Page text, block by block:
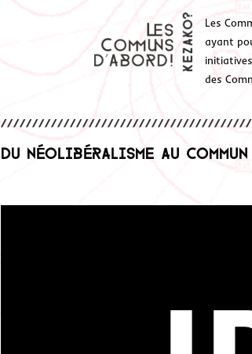
Les
ayant
des
Du néolibéralisme au commun